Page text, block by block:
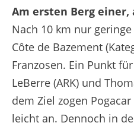
Am ersten Berg einer,
Nach 10 km nur
Côte de Bazement
Franzosen. Ein Punkt
LeBerre (ARK) und
dem Ziel zogen
leicht an. Dennoch in